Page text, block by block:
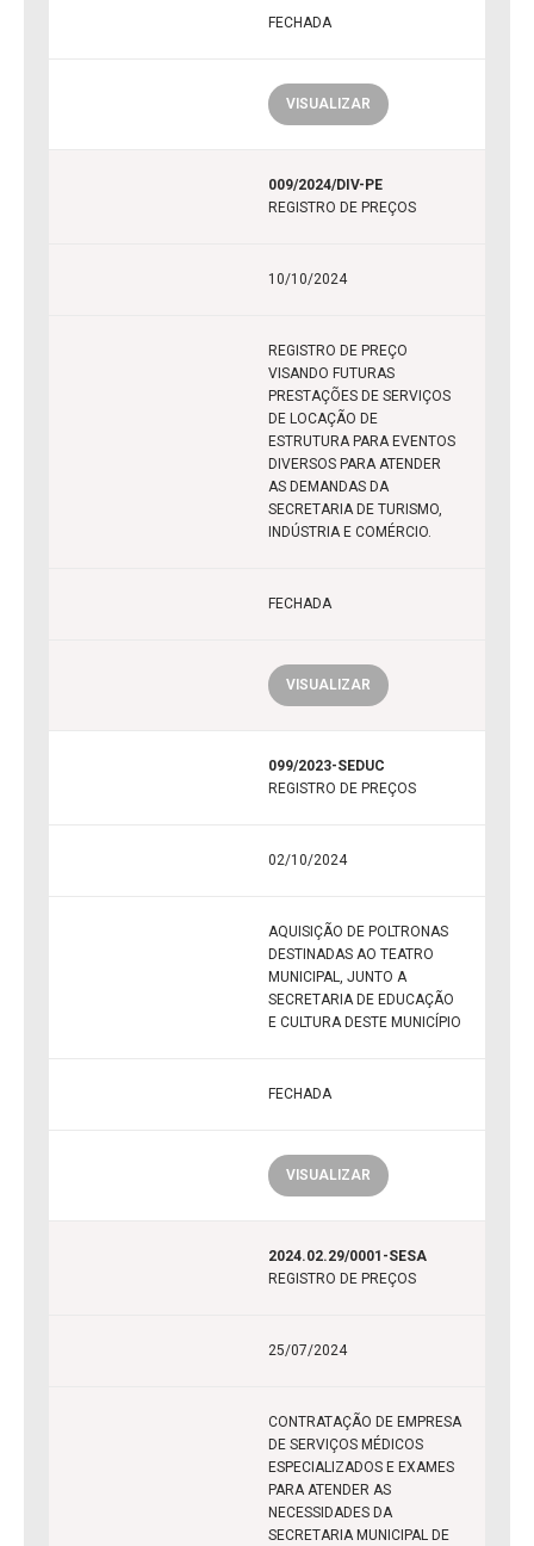
FECHADA
VISUALIZAR
009/2024/DIV-PE
REGISTRO DE PREÇOS
10/10/2024
REGISTRO DE PREÇO
VISANDO FUTURAS
PRESTAÇÕES DE SERVIÇOS
DE LOCAÇÃO DE
ESTRUTURA PARA EVENTOS
DIVERSOS PARA ATENDER
AS DEMANDAS DA
SECRETARIA DE TURISMO,
INDÚSTRIA E COMÉRCIO.
FECHADA
VISUALIZAR
099/2023-SEDUC
REGISTRO DE PREÇOS
02/10/2024
AQUISIÇÃO DE POLTRONAS
DESTINADAS AO TEATRO
MUNICIPAL, JUNTO A
SECRETARIA DE EDUCAÇÃO
E CULTURA DESTE MUNICÍPIO
FECHADA
VISUALIZAR
2024.02.29/0001-SESA
REGISTRO DE PREÇOS
25/07/2024
CONTRATAÇÃO DE EMPRESA
DE SERVIÇOS MÉDICOS
ESPECIALIZADOS E EXAMES
PARA ATENDER AS
NECESSIDADES DA
SECRETARIA MUNICIPAL DE